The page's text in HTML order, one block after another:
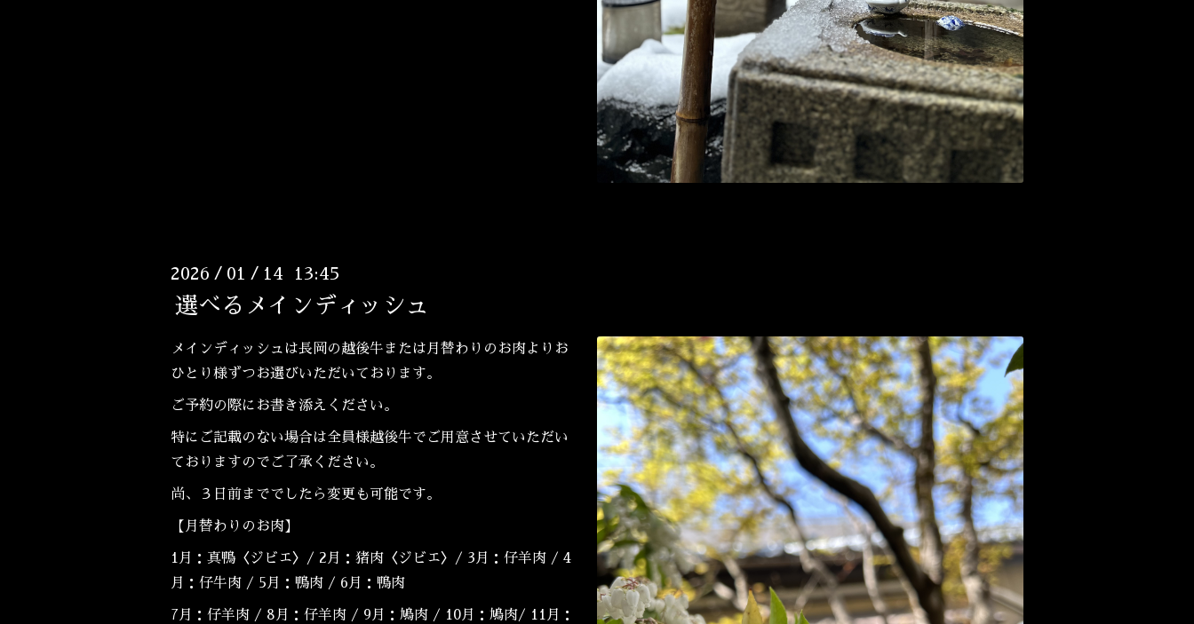
2026 / 01 / 14 13:45
選べるメインディッシュ
メインディッシュは長岡の越後牛または月替わりのお肉よりお
ひとり様ずつお選びいただいております。
ご予約の際にお書き添えください。
特にご記載のない場合は全員様越後牛でご用意させていただい
ておりますのでご了承ください。
尚、３日前まででしたら変更も可能です。
【月替わりのお肉】
1月：真鴨〈ジビエ〉/ 2月：猪肉〈ジビエ〉/ 3月：仔羊肉 / 4
月：仔牛肉 / 5月：鴨肉 / 6月：鴨肉
7月：仔羊肉 / 8月：仔羊肉 / 9月：鳩肉 / 10月：鳩肉/ 11月：